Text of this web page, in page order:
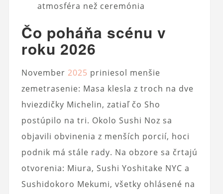
atmosféra než ceremónia
Čo poháňa scénu v
roku 2026
November 2025 priniesol menšie
zemetrasenie: Masa klesla z troch na dve
hviezdičky Michelin, zatiaľ čo Sho
postúpilo na tri. Okolo Sushi Noz sa
objavili obvinenia z menších porcií, hoci
podnik má stále rady. Na obzore sa črtajú
otvorenia: Miura, Sushi Yoshitake NYC a
Sushidokoro Mekumi, všetky ohlásené na